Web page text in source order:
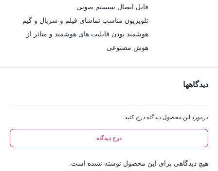
قابل اتصال سیستم صوتی
تلویزیون مناسب تماشای فیلم و سریال و گیم
هوشمند بودن قابلیت های هوشمند و متاثر از
هوش مصنوعی
دیدگاهها
درمورد این محصول دیدگاه درج کنید.
درج دیدگاه
هیچ دیدگاهی برای این محصول نوشته نشده است.